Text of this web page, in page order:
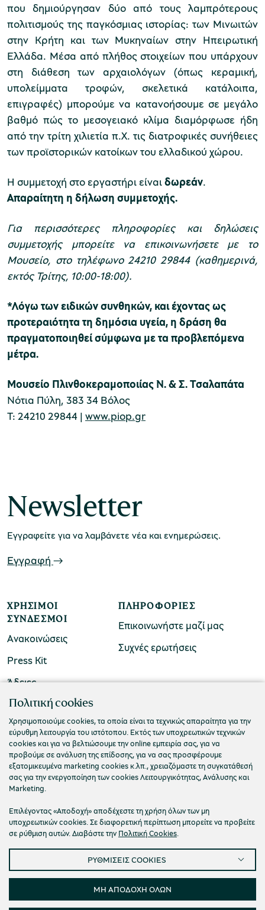
Μουσείο Μαστίχας Χίου
Μουσείο Αργυροτεχνίας
ομάδες
εισιτήρια
εισιτηρίων
που δημιούργησαν δύο από τους λαμπρότερους
πολιτισμούς της παγκόσμιας ιστορίας: των Μινωιτών
στην Κρήτη και των Μυκηναίων στην Ηπειρωτική
Ελλάδα. Μέσα από πλήθος στοιχείων που υπάρχουν
στη διάθεση των αρχαιολόγων (όπως κεραμική,
υπολείμματα τροφών, σκελετικά κατάλοιπα,
επιγραφές) μπορούμε να κατανοήσουμε σε μεγάλο
βαθμό πώς το μεσογειακό κλίμα διαμόρφωσε ήδη
από την τρίτη χιλιετία π.Χ. τις διατροφικές συνήθειες
των προϊστορικών κατοίκων του ελλαδικού χώρου.
Η συμμετοχή στο εργαστήρι είναιδωρεάν.
Απαραίτητη η δήλωση συμμετοχής.
Για περισσότερες πληροφορίες και δηλώσεις
συμμετοχής μπορείτε να επικοινωνήσετε με το
Μουσείο, στο τηλέφωνο 24210 29844 (καθημερινά,
εκτός Τρίτης, 10:00-18:00).
*Λόγω των ειδικών συνθηκών, και έχοντας ως
προτεραιότητα τη δημόσια υγεία, η δράση θα
πραγματοποιηθεί σύμφωνα με τα προβλεπόμενα
μέτρα.
Μουσείο Πλινθοκεραμοποιίας Ν. & Σ. Τσαλαπάτα
Νότια Πύλη, 383 34 Βόλος
Τ: 24210 29844 | www.piop.gr
Newsletter
Εγγραφείτε για να λαμβάνετε νέα και ενημερώσεις.
Εγγραφή
ΧΡΉΣΙΜΟΙ
ΣΎΝΔΕΣΜΟΙ
Ανακοινώσεις
Press Kit
Άδειες
ΠΛΗΡΟΦΟΡΊΕΣ
Επικοινωνήστε μαζί μας
Συχνές ερωτήσεις
ΠΟΛΙΤΙΣΤΙΚΟ ΙΔΡΥΜΑ ΟΜΙΛΟΥ ΠΕΙΡΑΙΩΣ
Τ. 210 3256922
Ε. info@piop.gr
ΣΥΝΔΕΘΕΙΤΕ ΜΑΖΙ ΜΑΣ
© 2026 Πολιτιστικό Ίδρυμα Ομίλου Πειραιώς
Πολιτική απορρήτου Όροι χρήσης
Cookies
Ρυθμίσεις Cookies
Προσβασιμότητα
Πολιτική cookies
Χρησιμοποιούμε cookies, τα οποία είναι τα τεχνικώς απαραίτητα για την
εύρυθμη λειτουργία του ιστότοπου. Εκτός των υποχρεωτικών τεχνικών
cookies και για να βελτιώσουμε την online εμπειρία σας, για να
προβούμε σε ανάλυση της επίδοσης, για να σας προσφέρουμε
εξατομικευμένα marketing cookies κ.λπ., χρειαζόμαστε τη συγκατάθεσή
σας για την ενεργοποίηση των cookies Λειτουργικότητας, Ανάλυσης και
Marketing.
Επιλέγοντας «Αποδοχή» αποδέχεστε τη χρήση όλων των μη
υποχρεωτικών cookies. Σε διαφορετική περίπτωση μπορείτε να προβείτε
σε ρύθμιση αυτών. Διαβάστε την Πολιτική Cookies.
ΡΥΘΜΙΣΕΙΣ COOKIES
ΜΗ ΑΠΟΔΟΧΗ ΟΛΩΝ